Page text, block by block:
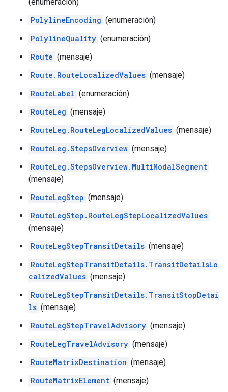
PolylineEncoding (enumeración)
PolylineQuality (enumeración)
Route (mensaje)
Route.RouteLocalizedValues (mensaje)
RouteLabel (enumeración)
RouteLeg (mensaje)
RouteLeg.RouteLegLocalizedValues (mensaje)
RouteLeg.StepsOverview (mensaje)
RouteLeg.StepsOverview.MultiModalSegment
(mensaje)
RouteLegStep (mensaje)
RouteLegStep.RouteLegStepLocalizedValues
(mensaje)
RouteLegStepTransitDetails (mensaje)
RouteLegStepTransitDetails.TransitDetailsLo
calizedValues (mensaje)
RouteLegStepTransitDetails.TransitStopDetai
ls (mensaje)
RouteLegStepTravelAdvisory (mensaje)
RouteLegTravelAdvisory (mensaje)
RouteMatrixDestination (mensaje)
RouteMatrixElement (mensaje)